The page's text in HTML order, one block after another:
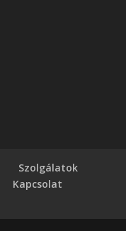
Szolgálatok
Kapcsolat